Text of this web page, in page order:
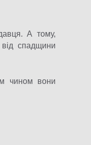
А тому,
спадщини
чином вони